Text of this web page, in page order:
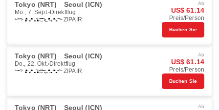
Tokyo (NRT) Seoul (ICN)
Mo., 7. Sept. Direktflug
ZIPAIR
Ab
US$ 61.14
Preis/Person
Buchen Sie
Tokyo (NRT) Seoul (ICN)
Do., 22. Okt. Direktflug
ZIPAIR
Ab
US$ 61.14
Preis/Person
Buchen Sie
Tokyo (NRT) Seoul (ICN) Ab